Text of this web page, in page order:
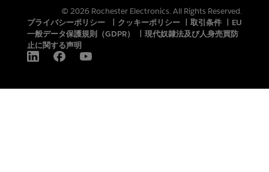
© 2026 Rochester Electronics. All Rights Reserved.
プライバシーポリシー
クッキーポリシー 取引条件
EU
一般データ保護規則（GDPR）
現代奴隷法及び人身売買防
止に関する声明